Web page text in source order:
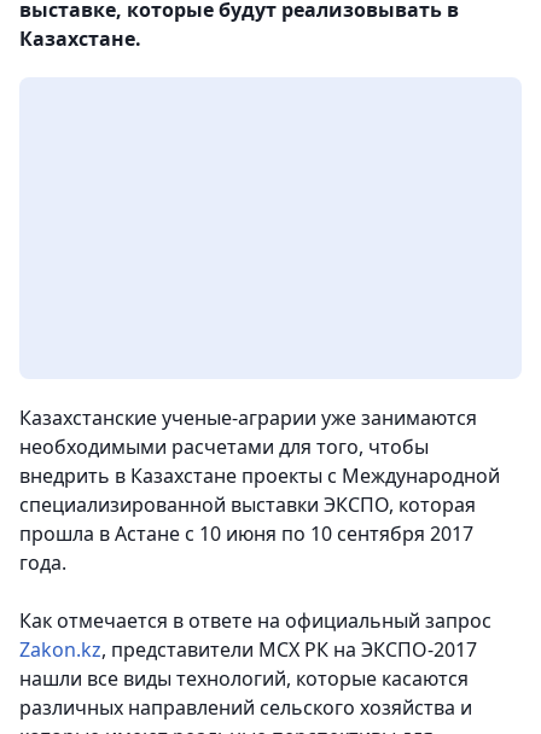
выставке, которые будут реализовывать в
Казахстане.
Казахстанские ученые-аграрии уже занимаются
необходимыми расчетами для того, чтобы
внедрить в Казахстане проекты с Международной
специализированной выставки ЭКСПО, которая
прошла в Астане с 10 июня по 10 сентября 2017
года.
Как отмечается в ответе на официальный запрос
Zakon.kz, представители МСХ РК на ЭКСПО-2017
нашли все виды технологий, которые касаются
различных направлений сельского хозяйства и